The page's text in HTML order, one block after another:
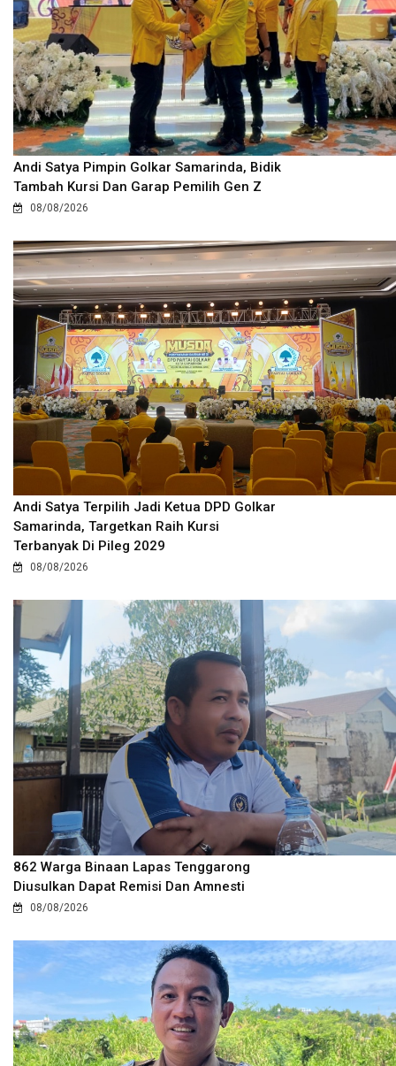
Andi Satya Pimpin Golkar Samarinda, Bidik
Tambah Kursi Dan Garap Pemilih Gen Z
08/08/2026
Andi Satya Terpilih Jadi Ketua DPD Golkar
Samarinda, Targetkan Raih Kursi
Terbanyak Di Pileg 2029
08/08/2026
862 Warga Binaan Lapas Tenggarong
Diusulkan Dapat Remisi Dan Amnesti
08/08/2026